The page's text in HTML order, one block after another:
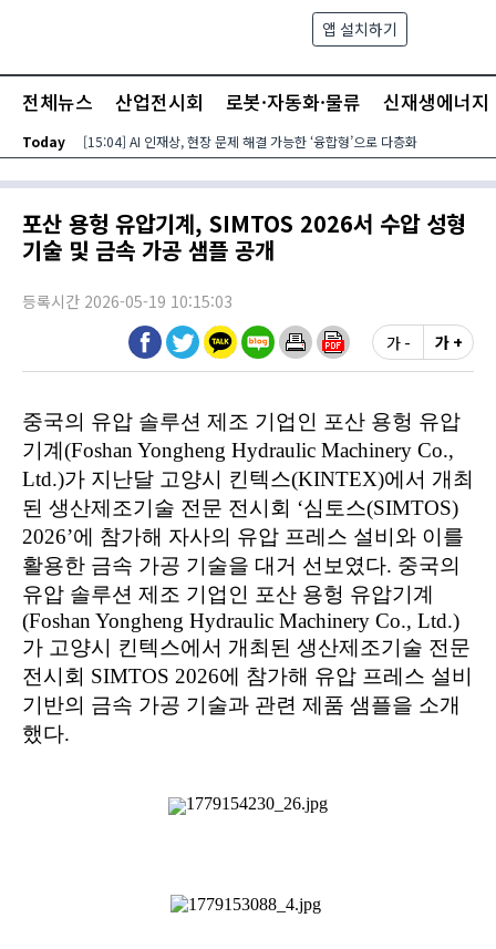
앱 설치하기
전체뉴스 산업전시회 로봇·자동화·물류 신재생에너지
Today [15:04] AI 인재상, 현장 문제 해결 가능한 ‘융합형’으로 다층화
포산 용헝 유압기계, SIMTOS 2026서 수압 성형
기술 및 금속 가공 샘플 공개
등록시간 2026-05-19 10:15:03
가 -
가 +